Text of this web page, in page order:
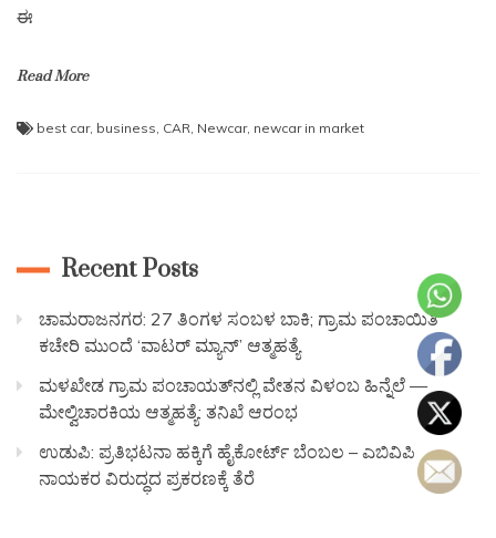
ಈ
Read More
best car, business, CAR, Newcar, newcar in market
Recent Posts
ಚಾಮರಾಜನಗರ: 27 ತಿಂಗಳ ಸಂಬಳ ಬಾಕಿ; ಗ್ರಾಮ ಪಂಚಾಯಿತಿ
ಕಚೇರಿ ಮುಂದೆ ‘ವಾಟರ್ ಮ್ಯಾನ್’ ಆತ್ಮಹತ್ಯೆ
ಮಳಖೇಡ ಗ್ರಾಮ ಪಂಚಾಯತ್‌ನಲ್ಲಿ ವೇತನ ವಿಳಂಬ ಹಿನ್ನೆಲೆ —
ಮೇಲ್ವಿಚಾರಕಿಯ ಆತ್ಮಹತ್ಯೆ: ತನಿಖೆ ಆರಂಭ
ಉಡುಪಿ: ಪ್ರತಿಭಟನಾ ಹಕ್ಕಿಗೆ ಹೈಕೋರ್ಟ್ ಬೆಂಬಲ – ಎಬಿವಿಪಿ
ನಾಯಕರ ವಿರುದ್ಧದ ಪ್ರಕರಣಕ್ಕೆ ತೆರೆ